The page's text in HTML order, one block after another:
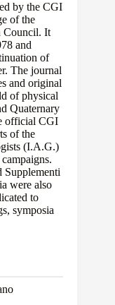
by the CGI
of the
Council. It
and
of
The journal
and original
of physical
Quaternary
official CGI
of the
(I.A.G.)
Supplementi
were also
to
symposia